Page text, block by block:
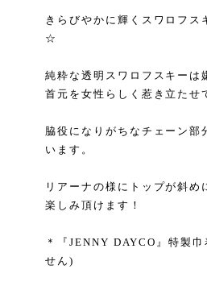
きらびやかに輝くスワロフス
☆
純粋な透明スワロフスキーは
首元を女性らしく惹き立たせ
脇役になりがちなチェーン部
います。
リアーナの様にトップが斜
楽しみ頂けます！
＊『JENNY DAYCO』特製
せん)